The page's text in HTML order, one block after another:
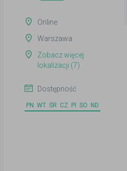
Online
Warszawa
Zobacz więcej
lokalizacji (7)
Dostępność
PN WT ŚR CZ PI SO ND